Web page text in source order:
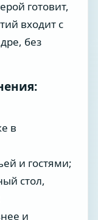
готовит,
входит с
без
в
и гостями;
стол,
и